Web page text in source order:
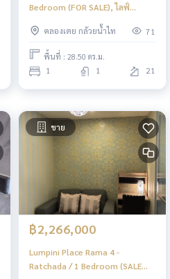
Bedroom (FOR SALE), ไลฟ์
พระราม 4 - อโศก / 1 ห้องนอน
(ขาย) NES004
คลองเตย กล้วยน้ำไท 71
พื้นที่ : 28.50 ตร.ม.
1 1 21
ขาย
฿2,266,000
Lumpini Place Rama 4 -
Ratchada / 1 Bedroom (SALE